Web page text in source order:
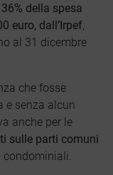
36% della spesa
euro, dall’Irpef,
al 31 dicembre
che fosse
e senza alcun
anche per le
sulle parti comuni